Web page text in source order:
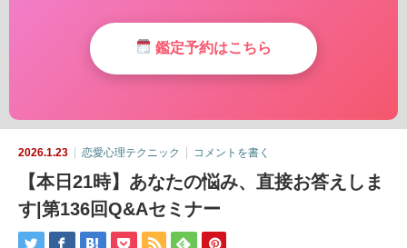
鑑定予約はこちら
2026.1.23 恋愛心理テクニック コメントを書く
【本日21時】あなたの悩み、直接お答えしま
す|第136回Q&Aセミナー